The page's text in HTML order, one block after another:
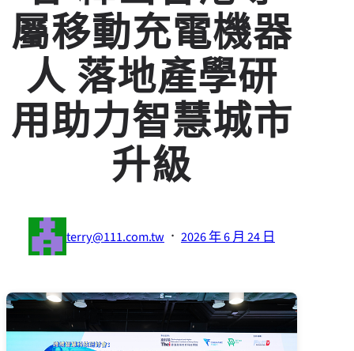
屬移動充電機器
人 落地產學研
用助力智慧城市
升級
terry@111.com.tw · 2026 年 6 月 24 日